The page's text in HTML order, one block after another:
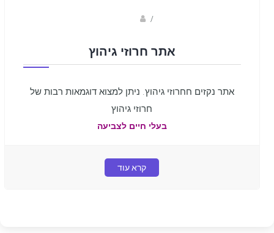
/
אתר חרוזי גיהוץ
אתר נקזים חחרוזי גיהוץ. ניתן למצוא דוגמאות רבות של
חרוזי גיהוץ
בעלי חיים לצביעה
קרא עוד